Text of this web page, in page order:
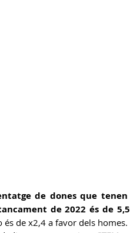
de dones que tenen
de 2022 és de
de x2,4 a favor dels homes.